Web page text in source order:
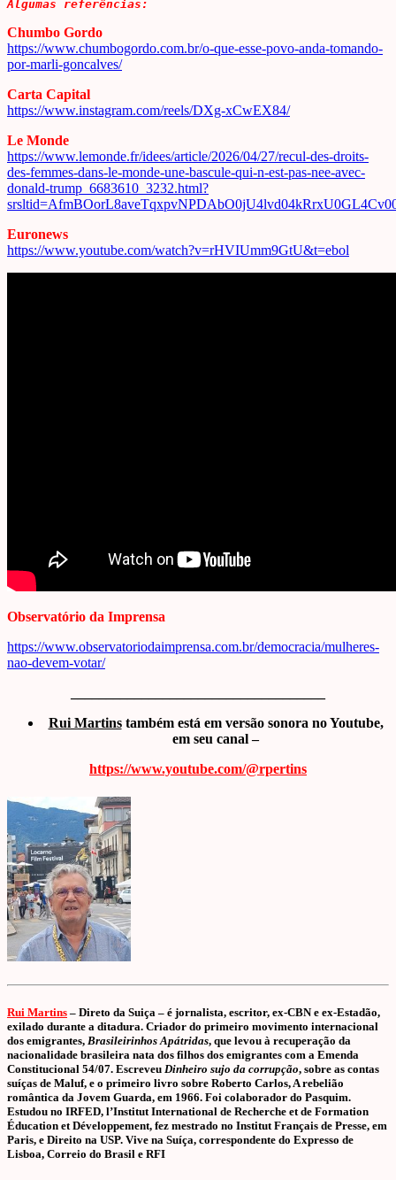
Algumas referências:
Chumbo Gordo
https://www.chumbogordo.com.br/o-que-esse-povo-anda-tomando-
por-marli-goncalves/
Carta Capital
https://www.instagram.com/reels/DXg-xCwEX84/
Le Monde
https://www.lemonde.fr/idees/article/2026/04/27/recul-des-droits-
des-femmes-dans-le-monde-une-bascule-qui-n-est-pas-nee-avec-
donald-trump_6683610_3232.html?
Euronews
https://www.youtube.com/watch?v=rHVIUmm9GtU&t=ebol
Observatório da Imprensa
https://www.observatoriodaimprensa.com.br/democracia/mulheres-
nao-devem-votar/
Rui Martinstambém está em versão sonora no Youtube,
em seu canal –
https://www.youtube.com/@rpertins
Rui Martins – Direto da Suiça – é jornalista, escritor, ex-CBN e ex-Estadão,
exilado durante a ditadura. Criador do primeiro movimento internacional
dos emigrantes, Brasileirinhos Apátridas, que levou à recuperação da
nacionalidade brasileira nata dos filhos dos emigrantes com a Emenda
Constitucional 54/07. Escreveu Dinheiro sujo da corrupção, sobre as contas
suíças de Maluf, e o primeiro livro sobre Roberto Carlos, A rebelião
romântica da Jovem Guarda, em 1966. Foi colaborador do Pasquim.
Estudou no IRFED, l’Institut International de Recherche et de Formation
Éducation et Développement, fez mestrado no Institut Français de Presse, em
Paris, e Direito na USP. Vive na Suíça, correspondente do Expresso de
Lisboa, Correio do Brasil e RFI